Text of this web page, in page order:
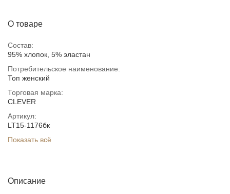
О товаре
Состав:
95% хлопок, 5% эластан
Потребительское наименование:
Топ женский
Торговая марка:
CLEVER
Артикул:
LT15-1176бк
Показать всё
Описание